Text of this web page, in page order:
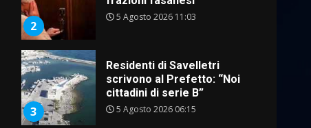
2
5 Agosto 2026 11:03
3
Residenti di Savelletri
scrivono al Prefetto: “Noi
cittadini di serie B”
5 Agosto 2026 06:15